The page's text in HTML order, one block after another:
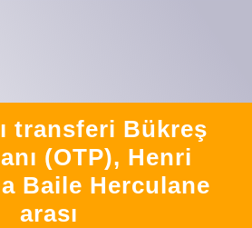
transferi Bükreş
(OTP), Henri
Baile Herculane
arası